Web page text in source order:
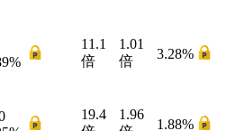
%
11.1
倍
1.01
倍
3.28%
19.4
1.96
1.88%